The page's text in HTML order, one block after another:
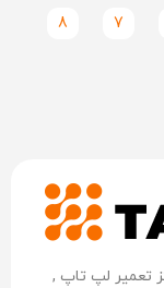
7
8
تعمیر لپ تاپ ,